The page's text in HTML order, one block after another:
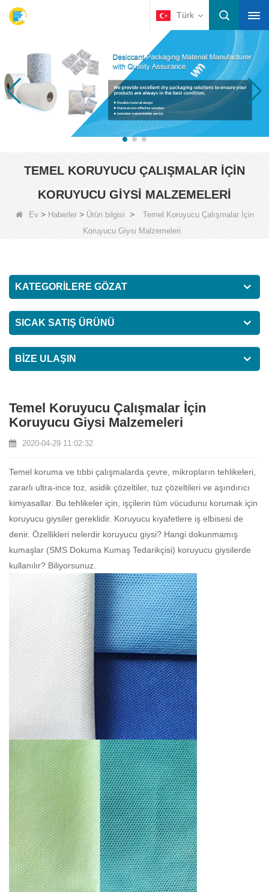
Türk
TEMEL KORUYUCU ÇALIŞMALAR İÇIN
KORUYUCU GIYSI MALZEMELERI
Ev> Haberler> Ürün bilgisi >
Temel Koruyucu Çalışmalar İçin
Koruyucu Giysi Malzemeleri
KATEGORİLERE GÖZAT
SICAK SATIŞ ÜRÜNÜ
BIZE ULAŞIN
Temel Koruyucu Çalışmalar İçin
Koruyucu Giysi Malzemeleri
2020-04-29 11:02:32
Temel koruma ve tıbbi çalışmalarda çevre, mikropların tehlikeleri,
zararlı ultra-ince toz, asidik çözeltiler, tuz çözeltileri ve aşındırıcı
kimyasallar. Bu tehlikeler için, işçilerin tüm vücudunu korumak için
koruyucu giysiler gereklidir. Koruyucu kıyafetlere iş elbisesi de
denir. Özellikleri nelerdir koruyucu giysi? Hangi dokunmamış
kumaşlar (SMS Dokuma Kumaş Tedarikçisi) koruyucu giysilerde
kullanılır? Biliyorsunuz.